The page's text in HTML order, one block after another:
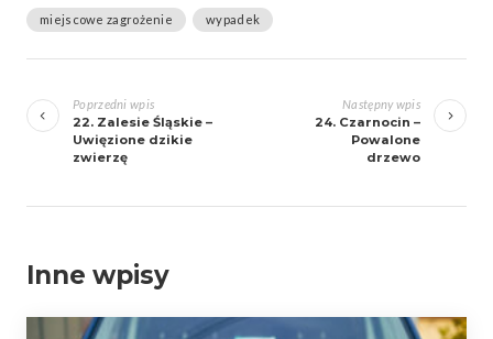
miejscowe zagrożenie wypadek
wpisyPoprzedni wpis
22. Zalesie Śląskie –
Uwięzione dzikie
zwierzę
Następny wpis
24. Czarnocin –
Powalone
drzewo
Inne wpisy